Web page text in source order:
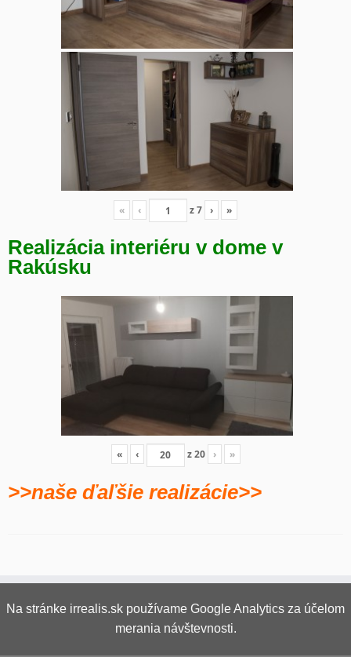
« ‹ z7 › »
Realizácia interiéru v dome v
Rakúsku
« ‹ z20 › »
>>naše ďaľšie realizácie>>
Na stránke irrealis.sk používame Google Analytics za účelom
merania návštevnosti.